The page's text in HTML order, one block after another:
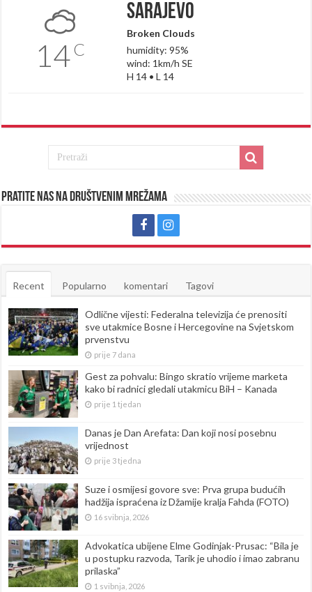
14C
Sarajevo
Broken Clouds
humidity: 95%
wind: 1km/h SE
H 14 • L 14
Pratite nas na društvenim mrežama
Recent Popularno komentari Tagovi
Odlične vijesti: Federalna televizija će prenositi
sve utakmice Bosne i Hercegovine na Svjetskom
prvenstvu
prije 7 dana
Gest za pohvalu: Bingo skratio vrijeme marketa
kako bi radnici gledali utakmicu BiH – Kanada
prije 1 tjedan
Danas je Dan Arefata: Dan koji nosi posebnu
vrijednost
prije 3 tjedna
Suze i osmijesi govore sve: Prva grupa budućih
hadžija ispraćena iz Džamije kralja Fahda (FOTO)
16 svibnja, 2026
Advokatica ubijene Elme Godinjak-Prusac: “Bila je
u postupku razvoda, Tarik je uhodio i imao zabranu
prilaska”
1 svibnja, 2026